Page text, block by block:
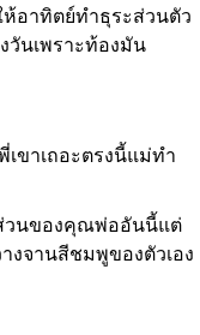
อาทิตย์ทำธุระส่วนตัว
วันเพราะท้องมัน
ขาเถอะตรงนี้แม่ทำ
นของคุณพ่ออันนี้แต่
จานสีชมพูของตัวเอง